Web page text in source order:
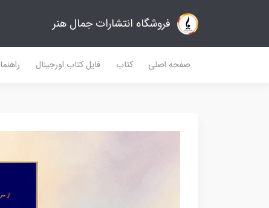
فروشگاه انتشارات جمال هنر
صفحه اصلی کتاب فایل کتاب اورجینال راهنما